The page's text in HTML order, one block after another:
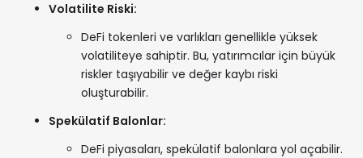
Volatilite Riski:
DeFi tokenleri ve varlıkları genellikle yüksek
volatiliteye sahiptir. Bu, yatırımcılar için büyük
riskler taşıyabilir ve değer kaybı riski
oluşturabilir.
Spekülatif Balonlar:
DeFi piyasaları, spekülatif balonlara yol açabilir.